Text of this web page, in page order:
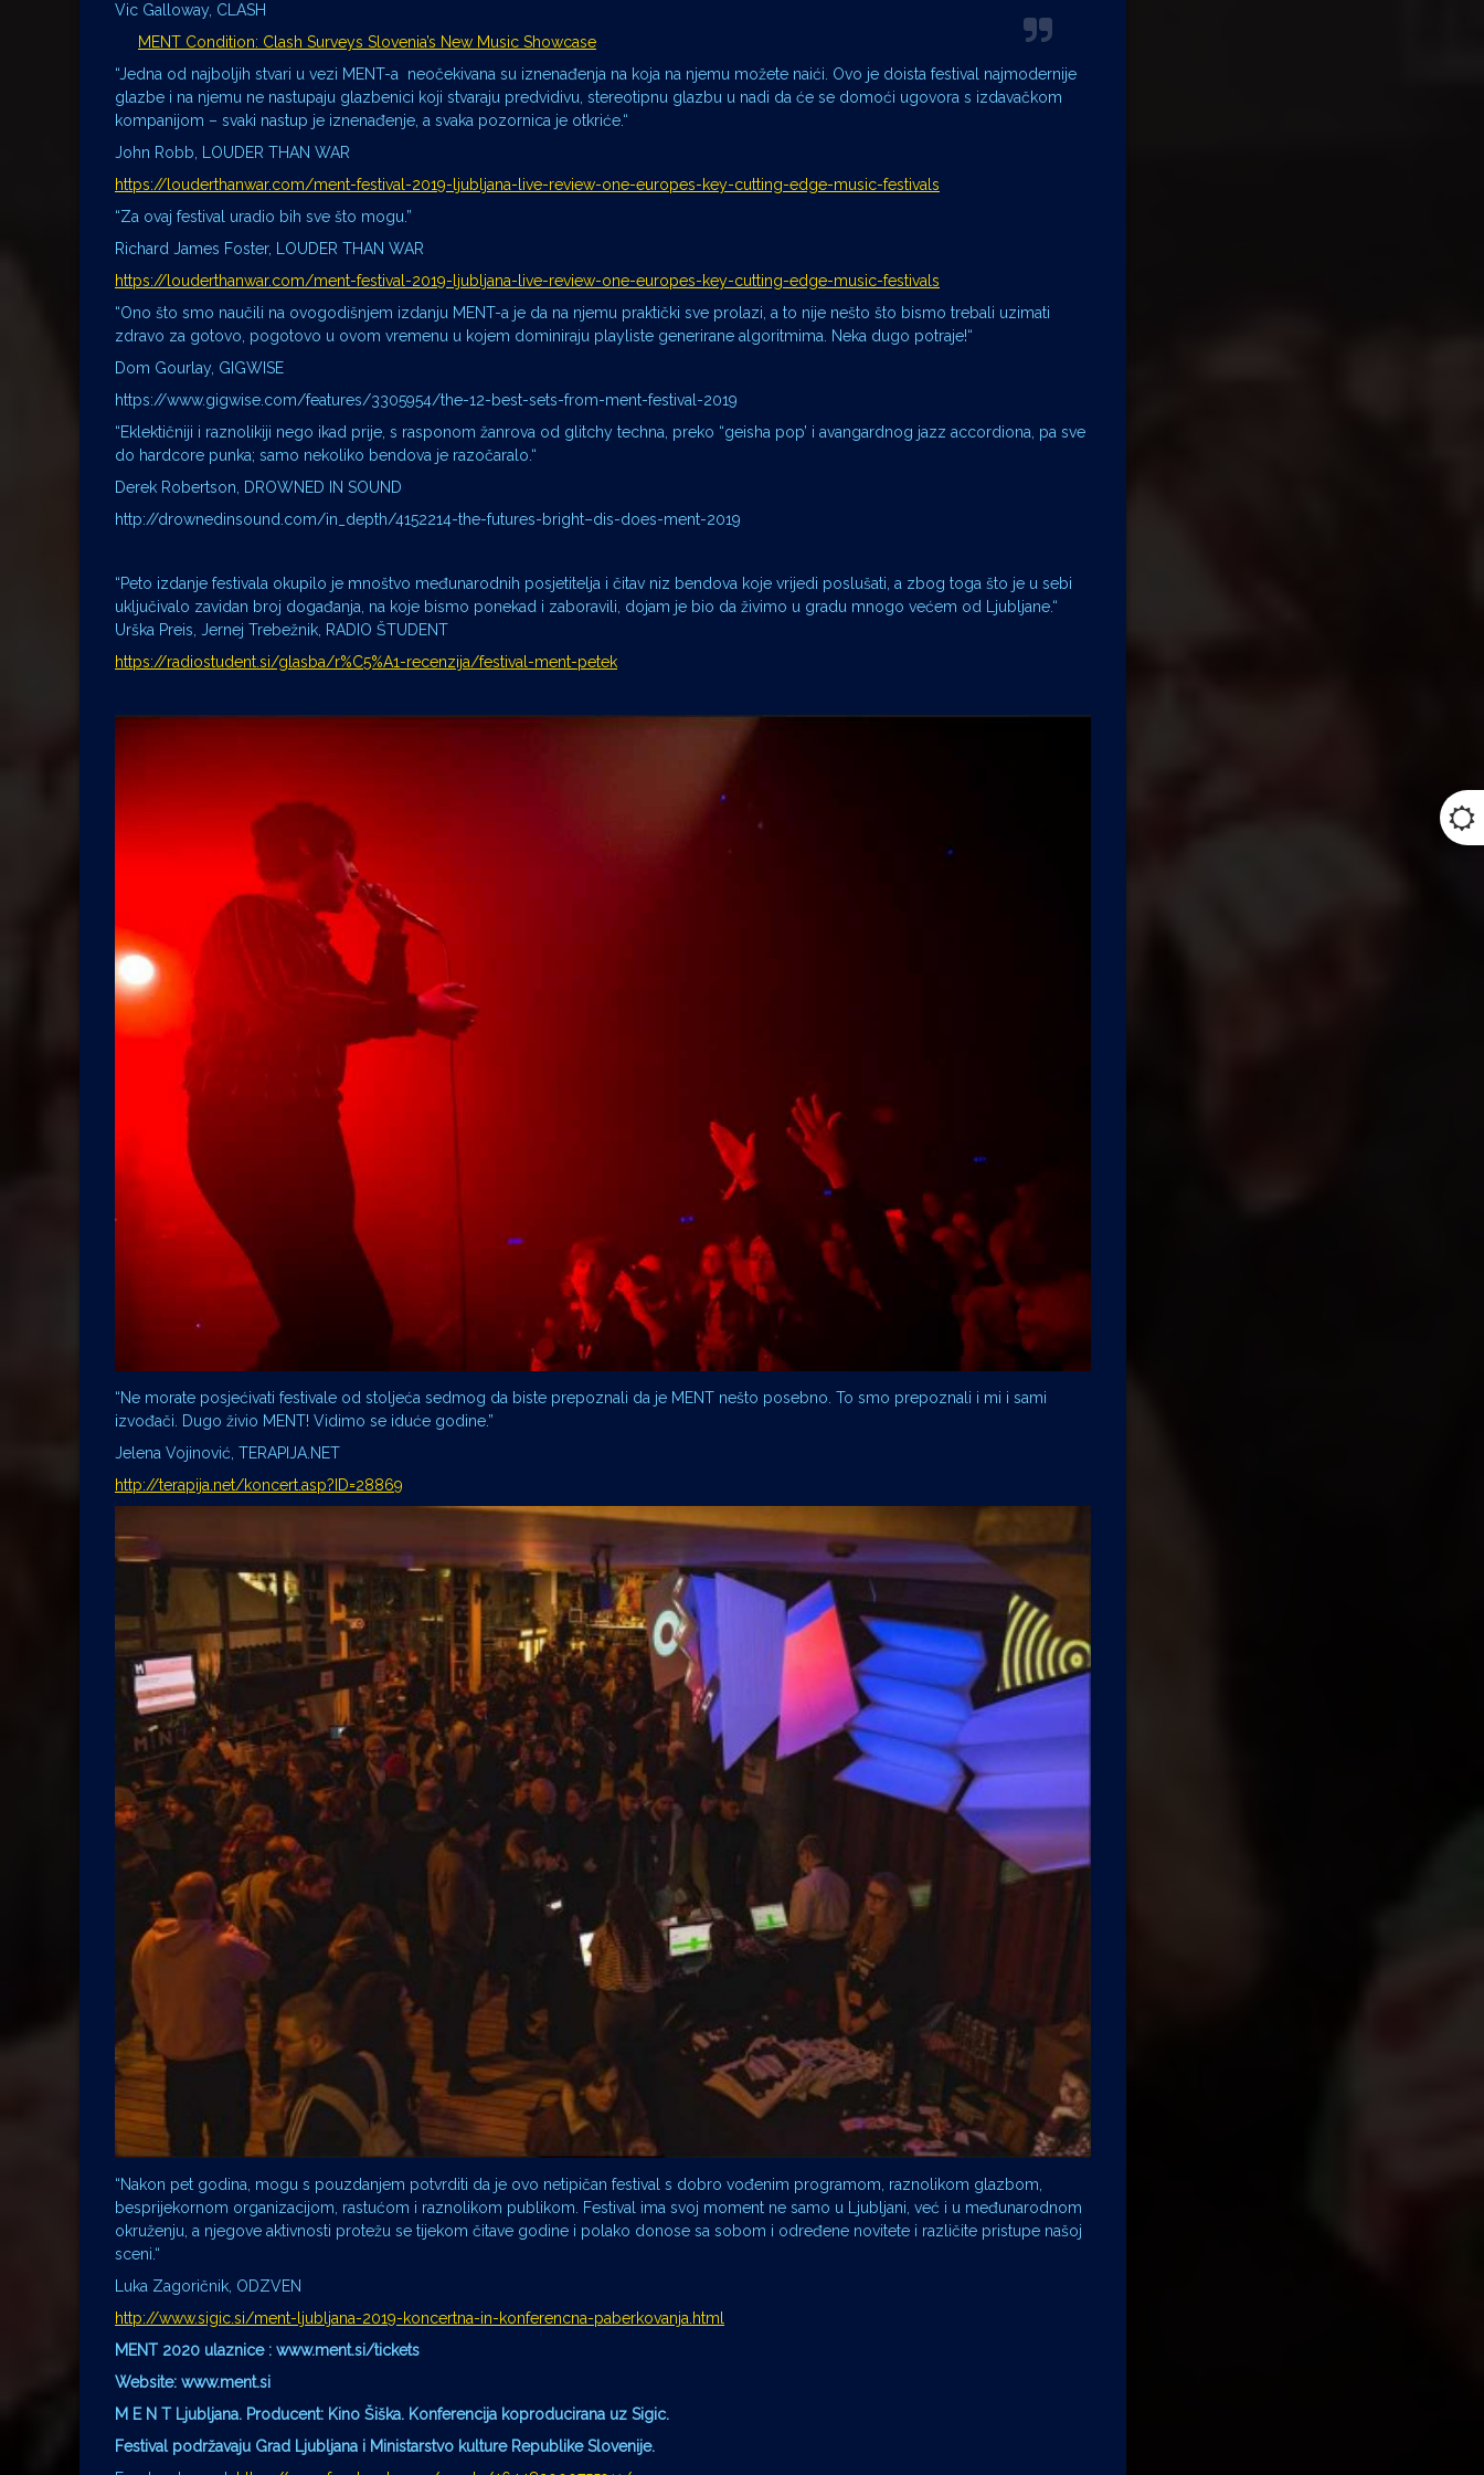
Vic Galloway, CLASH
MENT Condition: Clash Surveys Slovenia’s New Music Showcase
“Jedna od najboljih stvari u vezi MENT-a neočekivana su iznenađenja na koja na njemu možete naići. Ovo je doista festival najmodernije
glazbe i na njemu ne nastupaju glazbenici koji stvaraju predvidivu, stereotipnu glazbu u nadi da će se domoći ugovora s izdavačkom
kompanijom – svaki nastup je iznenađenje, a svaka pozornica je otkriće.“
John Robb, LOUDER THAN WAR
https://louderthanwar.com/ment-festival-2019-ljubljana-live-review-one-europes-key-cutting-edge-music-festivals
“Za ovaj festival uradio bih sve što mogu.”
Richard James Foster, LOUDER THAN WAR
https://louderthanwar.com/ment-festival-2019-ljubljana-live-review-one-europes-key-cutting-edge-music-festivals
“Ono što smo naučili na ovogodišnjem izdanju MENT-a je da na njemu praktički sve prolazi, a to nije nešto što bismo trebali uzimati
zdravo za gotovo, pogotovo u ovom vremenu u kojem dominiraju playliste generirane algoritmima. Neka dugo potraje!“
Dom Gourlay, GIGWISE
https://www.gigwise.com/features/3305954/the-12-best-sets-from-ment-festival-2019
“Eklektičniji i raznolikiji nego ikad prije, s rasponom žanrova od glitchy techna, preko “geisha pop’ i avangardnog jazz accordiona, pa sve
do hardcore punka; samo nekoliko bendova je razočaralo.“
Derek Robertson, DROWNED IN SOUND
http://drownedinsound.com/in_depth/4152214-the-futures-bright–dis-does-ment-2019
“Peto izdanje festivala okupilo je mnoštvo međunarodnih posjetitelja i čitav niz bendova koje vrijedi poslušati, a zbog toga što je u sebi
uključivalo zavidan broj događanja, na koje bismo ponekad i zaboravili, dojam je bio da živimo u gradu mnogo većem od Ljubljane.“
Urška Preis, Jernej Trebežnik, RADIO ŠTUDENT
https://radiostudent.si/glasba/r%C5%A1-recenzija/festival-ment-petek
“Ne morate posjećivati festivale od stoljeća sedmog da biste prepoznali da je MENT nešto posebno. To smo prepoznali i mi i sami
izvođači. Dugo živio MENT! Vidimo se iduće godine.”
Jelena Vojinović, TERAPIJA.NET
http://terapija.net/koncert.asp?ID=28869
“Nakon pet godina, mogu s pouzdanjem potvrditi da je ovo netipičan festival s dobro vođenim programom, raznolikom glazbom,
besprijekornom organizacijom, rastućom i raznolikom publikom. Festival ima svoj moment ne samo u Ljubljani, već i u međunarodnom
okruženju, a njegove aktivnosti protežu se tijekom čitave godine i polako donose sa sobom i određene novitete i različite pristupe našoj
sceni.“
Luka Zagoričnik, ODZVEN
http://www.sigic.si/ment-ljubljana-2019-koncertna-in-konferencna-paberkovanja.html
MENT 2020 ulaznice : www.ment.si/tickets
Website: www.ment.si
M E N T Ljubljana. Producent: Kino Šiška. Konferencija koproducirana uz Sigic.
Festival podržavaju Grad Ljubljana i Ministarstvo kulture Republike Slovenije.